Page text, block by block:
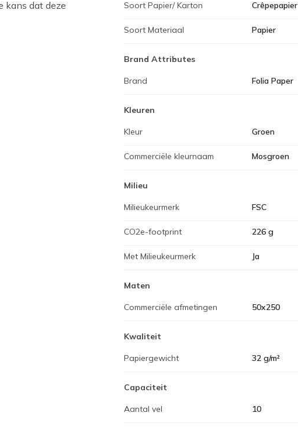
kans dat deze
Soort Papier/ Karton Crêpepapier
Soort Materiaal Papier
Brand Attributes
Brand Folia Paper
Kleuren
Kleur Groen
Commerciële kleurnaam Mosgroen
Milieu
Milieukeurmerk FSC
CO2e-footprint 226 g
Met Milieukeurmerk Ja
Maten
Commerciële afmetingen 50x250
Kwaliteit
Papiergewicht 32 g/m²
Capaciteit
Aantal vel 10